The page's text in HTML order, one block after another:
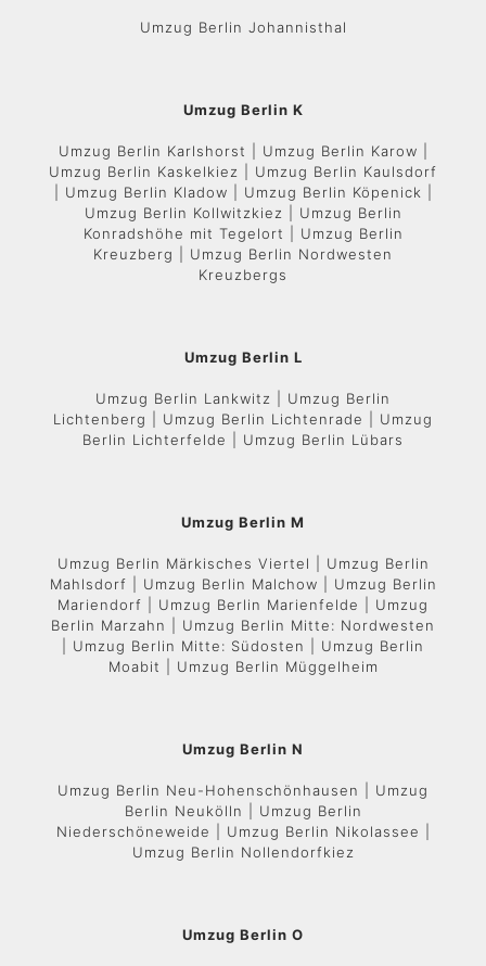
Umzug Berlin Johannisthal
Umzug Berlin K
Umzug Berlin Karlshorst | Umzug Berlin Karow |
Umzug Berlin Kaskelkiez | Umzug Berlin Kaulsdorf
| Umzug Berlin Kladow | Umzug Berlin Köpenick |
Umzug Berlin Kollwitzkiez | Umzug Berlin
Konradshöhe mit Tegelort | Umzug Berlin
Kreuzberg | Umzug Berlin Nordwesten
Kreuzbergs
Umzug Berlin L
Umzug Berlin Lankwitz | Umzug Berlin
Lichtenberg | Umzug Berlin Lichtenrade | Umzug
Berlin Lichterfelde | Umzug Berlin Lübars
Umzug Berlin M
Umzug Berlin Märkisches Viertel | Umzug Berlin
Mahlsdorf | Umzug Berlin Malchow | Umzug Berlin
Mariendorf | Umzug Berlin Marienfelde | Umzug
Berlin Marzahn | Umzug Berlin Mitte: Nordwesten
| Umzug Berlin Mitte: Südosten | Umzug Berlin
Moabit | Umzug Berlin Müggelheim
Umzug Berlin N
Umzug Berlin Neu-Hohenschönhausen | Umzug
Berlin Neukölln | Umzug Berlin
Niederschöneweide | Umzug Berlin Nikolassee |
Umzug Berlin Nollendorfkiez
Umzug Berlin O